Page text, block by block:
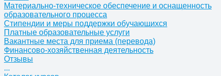
Материально-техническое обеспечение и оснащенность
образовательного процесса
Стипендии и меры поддержки обучающихся
Платные образовательные услуги
Вакантные места для приема (перевода)
Финансово-хозяйственная деятельность
Отзывы
...